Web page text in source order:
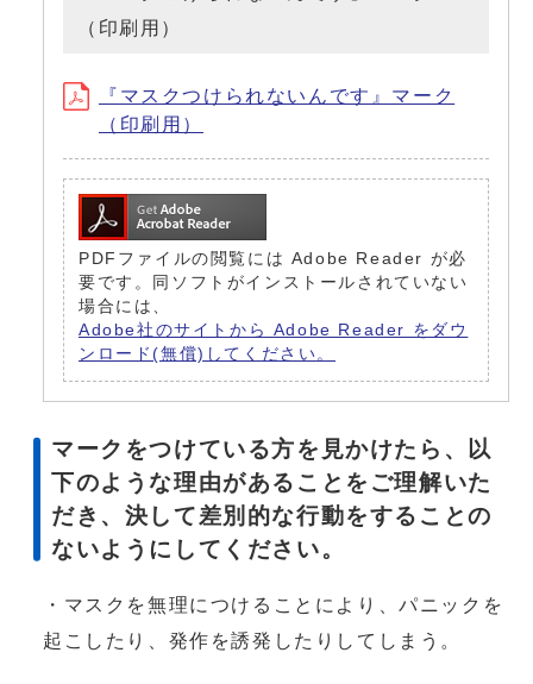
（印刷用）
『マスクつけられないんです』マーク
（印刷用）
PDFファイルの閲覧には Adobe Reader が必
要です。同ソフトがインストールされていない
場合には、
Adobe社のサイトから Adobe Reader をダウ
ンロード(無償)してください。
マークをつけている方を見かけたら、以
下のような理由があることをご理解いた
だき、決して差別的な行動をすることの
ないようにしてください。
・マスクを無理につけることにより、パニックを
起こしたり、発作を誘発したりしてしまう。